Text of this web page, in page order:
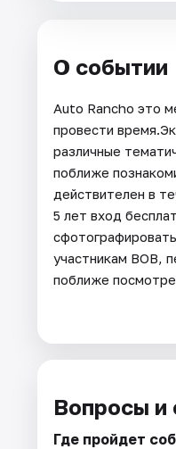
О событии
Auto Rancho это
провести
различные
поближе
действителен в
5 лет вход
участникам ВОВ,
поближе
Вопросы и
Где пройдет